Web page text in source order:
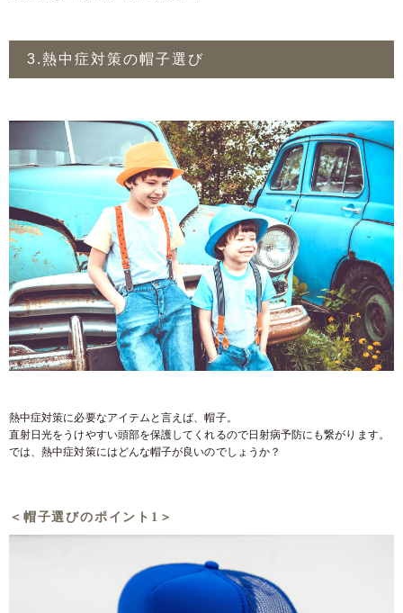
3.熱中症対策の帽子選び
熱中症対策に必要なアイテムと言えば、帽子。
直射日光をうけやすい頭部を保護してくれるので日射病予防にも繋がります。
では、熱中症対策にはどんな帽子が良いのでしょうか？
＜帽子選びのポイント1＞